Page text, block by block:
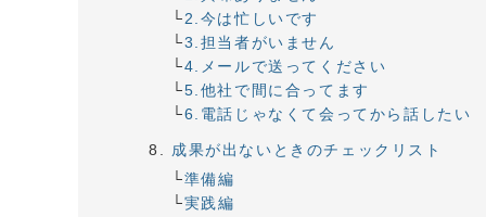
2.今は忙しいです
3.担当者がいません
4.メールで送ってください
5.他社で間に合ってます
6.電話じゃなくて会ってから話したい
成果が出ないときのチェックリスト
準備編
実践編